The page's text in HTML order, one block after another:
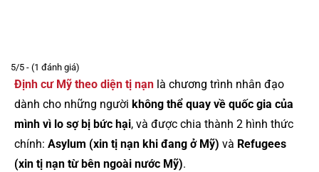
5/5 - (1 đánh giá)
Định cư Mỹ theo diện tị nạn là chương trình nhân đạo
dành cho những người không thể quay về quốc gia của
mình vì lo sợ bị bức hại, và được chia thành 2 hình thức
chính: Asylum (xin tị nạn khi đang ở Mỹ) và Refugees
(xin tị nạn từ bên ngoài nước Mỹ).